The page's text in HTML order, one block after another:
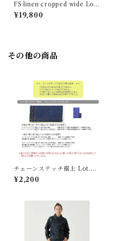
FS linen cropped wide Lot:
26230
¥19,800
その他の商品
チェーンステッチ裾上 Lot.99
999
¥2,200